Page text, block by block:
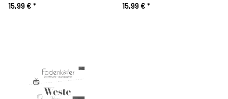
No.3
15,99 € *
15,99 € *